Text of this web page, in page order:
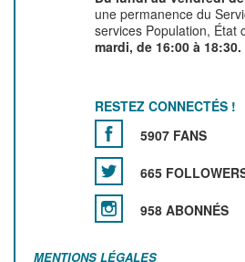
une permanence du
services Population, État
mardi, de 16:00 à 18:30.
RESTEZ CONNECTÉS !
5907 FANS
665
958 ABONNÉS
MENTIONS LÉGALES